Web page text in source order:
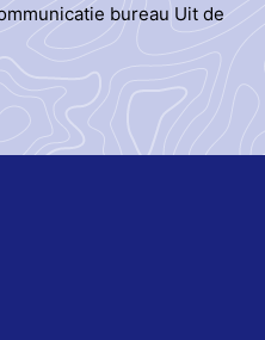
bureau Uit de